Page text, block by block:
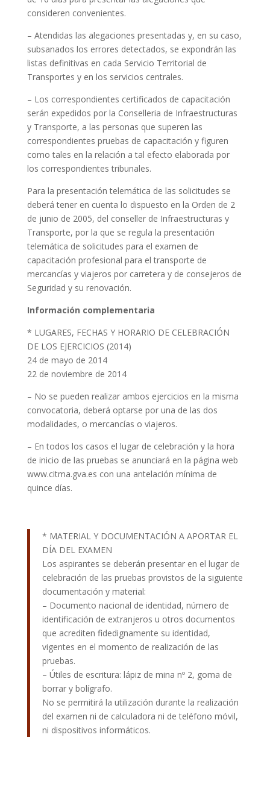
consideren convenientes.
– Atendidas las alegaciones presentadas y, en su caso,
subsanados los errores detectados, se expondrán las
listas definitivas en cada Servicio Territorial de
Transportes y en los servicios centrales.
– Los correspondientes certificados de capacitación
serán expedidos por la Conselleria de Infraestructuras
y Transporte, a las personas que superen las
correspondientes pruebas de capacitación y figuren
como tales en la relación a tal efecto elaborada por
los correspondientes tribunales.
Para la presentación telemática de las solicitudes se
deberá tener en cuenta lo dispuesto en la Orden de 2
de junio de 2005, del conseller de Infraestructuras y
Transporte, por la que se regula la presentación
telemática de solicitudes para el examen de
capacitación profesional para el transporte de
mercancías y viajeros por carretera y de consejeros de
Seguridad y su renovación.
Información complementaria
* LUGARES, FECHAS Y HORARIO DE CELEBRACIÓN
DE LOS EJERCICIOS (2014)
24 de mayo de 2014
22 de noviembre de 2014
– No se pueden realizar ambos ejercicios en la misma
convocatoria, deberá optarse por una de las dos
modalidades, o mercancías o viajeros.
– En todos los casos el lugar de celebración y la hora
de inicio de las pruebas se anunciará en la página web
www.citma.gva.es con una antelación mínima de
quince días.
* MATERIAL Y DOCUMENTACIÓN A APORTAR EL
DÍA DEL EXAMEN
Los aspirantes se deberán presentar en el lugar de
celebración de las pruebas provistos de la siguiente
documentación y material:
– Documento nacional de identidad, número de
identificación de extranjeros u otros documentos
que acrediten fidedignamente su identidad,
vigentes en el momento de realización de las
pruebas.
– Útiles de escritura: lápiz de mina nº 2, goma de
borrar y bolígrafo.
No se permitirá la utilización durante la realización
del examen ni de calculadora ni de teléfono móvil,
ni dispositivos informáticos.